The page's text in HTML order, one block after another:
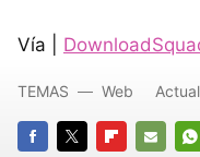
Vía |
TEMAS Web